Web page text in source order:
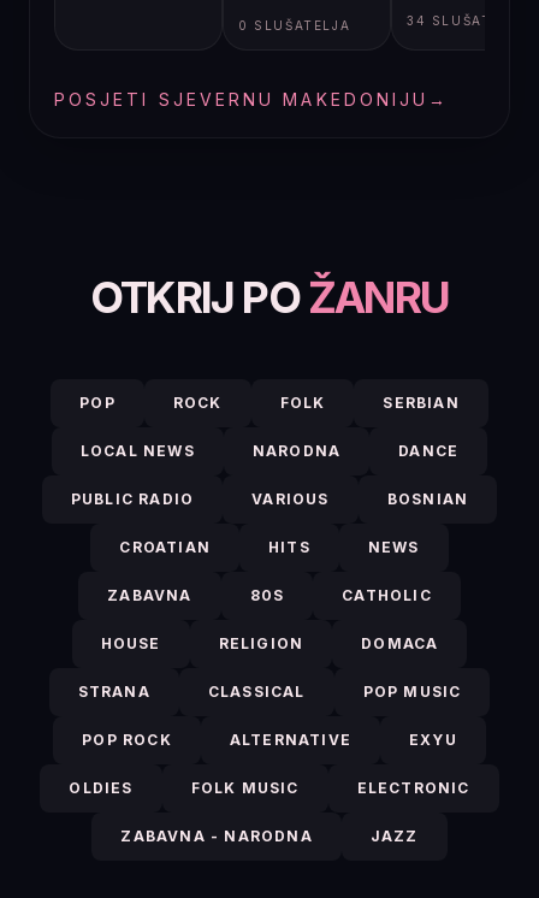
0 SLUŠATELJA 34 SLUŠATELJA
POSJETI SJEVERNU MAKEDONIJU →
OTKRIJ POŽANRU
POP ROCK FOLK SERBIAN
LOCAL NEWS NARODNA DANCE
PUBLIC RADIO VARIOUS BOSNIAN
CROATIAN HITS NEWS
ZABAVNA 80S CATHOLIC
HOUSE RELIGION DOMACA
STRANA CLASSICAL POP MUSIC
POP ROCK ALTERNATIVE EXYU
OLDIES FOLK MUSIC ELECTRONIC
ZABAVNA - NARODNA JAZZ